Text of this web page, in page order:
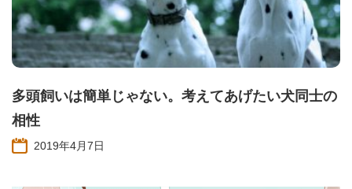
多頭飼いは簡単じゃない。考えてあげたい犬同士の
相性
2019年4月7日